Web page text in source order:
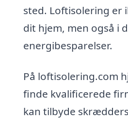
sted. Loftisolering er
dit hjem, men også i
energibesparelser.
På loftisolering.com
finde kvalificerede
kan tilbyde